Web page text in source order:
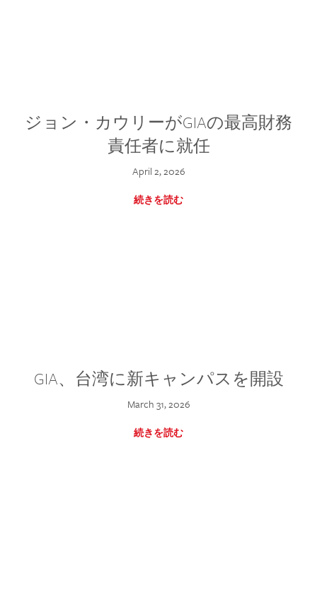
ジョン・カウリーがGIAの最高財務
責任者に就任
April 2, 2026
続きを読む
GIA、台湾に新キャンパスを開設
March 31, 2026
続きを読む